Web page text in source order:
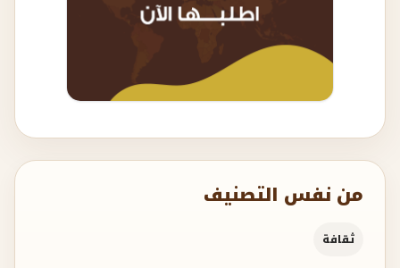
من نفس التصنيف
ثقافة